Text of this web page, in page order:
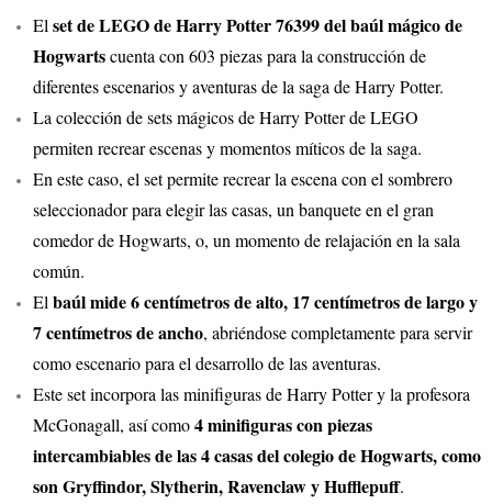
Elset de LEGO de Harry Potter 76399 del baúl mágico de
Hogwartscuenta con 603 piezas para la construcción de
diferentes escenarios y aventuras de la saga de Harry Potter.
La colección de sets mágicos de Harry Potter de LEGO
permiten recrear escenas y momentos míticos de la saga.
En este caso, el set permite recrear la escena con el sombrero
seleccionador para elegir las casas, un banquete en el gran
comedor de Hogwarts, o, un momento de relajación en la sala
común.
Elbaúl mide 6 centímetros de alto, 17 centímetros de largo y
7 centímetros de ancho, abriéndose completamente para servir
como escenario para el desarrollo de las aventuras.
Este set incorpora las minifiguras de Harry Potter y la profesora
McGonagall, así como4 minifiguras con piezas
intercambiables de las 4 casas del colegio de Hogwarts, como
son Gryffindor, Slytherin, Ravenclaw y Hufflepuff.